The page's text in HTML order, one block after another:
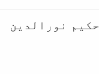
نورالدین